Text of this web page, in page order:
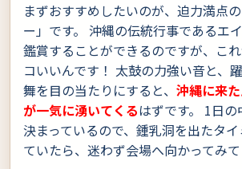
まずおすすめしたいのが、迫力満点
ー」です。 沖縄の伝統行事であるエ
鑑賞することができるのですが、こ
コいいんです！ 太鼓の力強い音と、
舞を目の当たりにすると、 沖縄に来
が一気に湧いてくるはずです。 1日
決まっているので、鍾乳洞を出たタ
ていたら、迷わず会場へ向かってみて